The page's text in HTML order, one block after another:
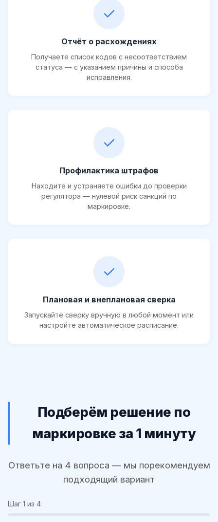
✓
Отчёт о расхождениях
Получаете список кодов с несоответствием
статуса — с указанием причины и способа
исправления.
✓
Профилактика штрафов
Находите и устраняете ошибки до проверки
регулятора — нулевой риск санкций по
маркировке.
✓
Плановая и внеплановая сверка
Запускайте сверку вручную в любой момент или
настройте автоматическое расписание.
Подберём решение по
маркировке за 1 минуту
Ответьте на 4 вопроса — мы порекомендуем
подходящий вариант
Шаг 1 из 4